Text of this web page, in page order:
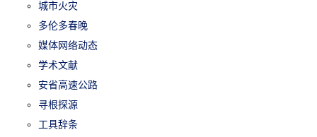
城市火灾
多伦多春晚
媒体网络动态
学术文献
安省高速公路
寻根探源
工具辞条